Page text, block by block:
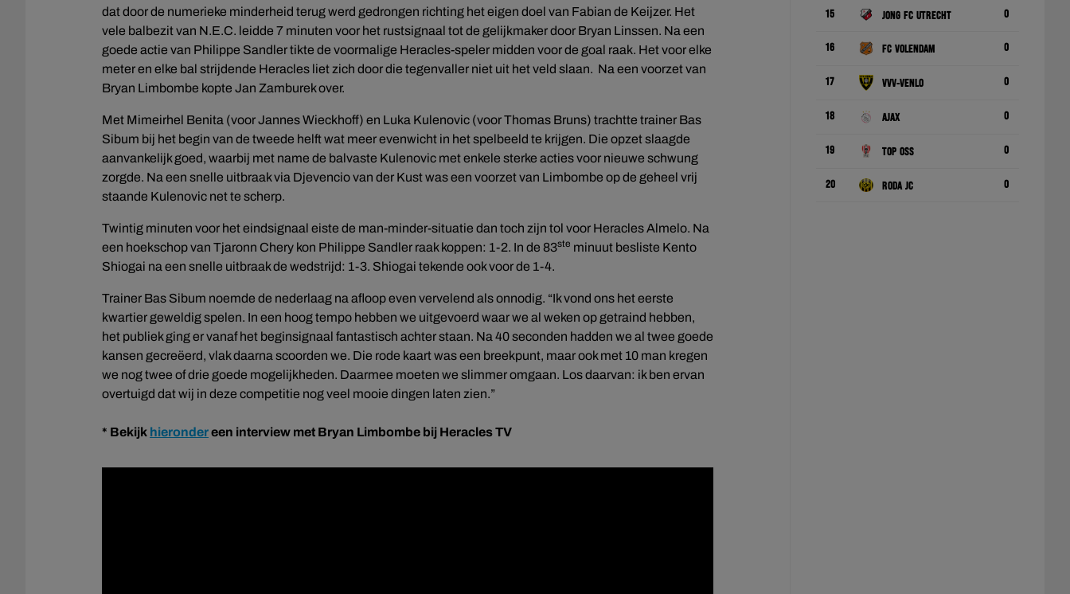
dat door de numerieke minderheid terug werd gedrongen richting het eigen doel van Fabian de Keijzer. Het
vele balbezit van N.E.C. leidde 7 minuten voor het rustsignaal tot de gelijkmaker door Bryan Linssen. Na een
goede actie van Philippe Sandler tikte de voormalige Heracles-speler midden voor de goal raak. Het voor elke
meter en elke bal strijdende Heracles liet zich door die tegenvaller niet uit het veld slaan. Na een voorzet van
Bryan Limbombe kopte Jan Zamburek over.
Met Mimeirhel Benita (voor Jannes Wieckhoff) en Luka Kulenovic (voor Thomas Bruns) trachtte trainer Bas
Sibum bij het begin van de tweede helft wat meer evenwicht in het spelbeeld te krijgen. Die opzet slaagde
aanvankelijk goed, waarbij met name de balvaste Kulenovic met enkele sterke acties voor nieuwe schwung
zorgde. Na een snelle uitbraak via Djevencio van der Kust was een voorzet van Limbombe op de geheel vrij
staande Kulenovic net te scherp.
Twintig minuten voor het eindsignaal eiste de man-minder-situatie dan toch zijn tol voor Heracles Almelo. Na
een hoekschop van Tjaronn Chery kon Philippe Sandler raak koppen: 1-2. In de 83ste minuut besliste Kento
Shiogai na een snelle uitbraak de wedstrijd: 1-3. Shiogai tekende ook voor de 1-4.
Trainer Bas Sibum noemde de nederlaag na afloop even vervelend als onnodig. “Ik vond ons het eerste
kwartier geweldig spelen. In een hoog tempo hebben we uitgevoerd waar we al weken op getraind hebben,
het publiek ging er vanaf het beginsignaal fantastisch achter staan. Na 40 seconden hadden we al twee goede
kansen gecreëerd, vlak daarna scoorden we. Die rode kaart was een breekpunt, maar ook met 10 man kregen
we nog twee of drie goede mogelijkheden. Daarmee moeten we slimmer omgaan. Los daarvan: ik ben ervan
overtuigd dat wij in deze competitie nog veel mooie dingen laten zien.”
* Bekijk hierondereen interview met Bryan Limbombe bij Heracles TV
15 Jong FC Utrecht 0
16 FC Volendam 0
17 VVV-Venlo 0
18 Ajax 0
19 TOP Oss 0
20 Roda JC 0